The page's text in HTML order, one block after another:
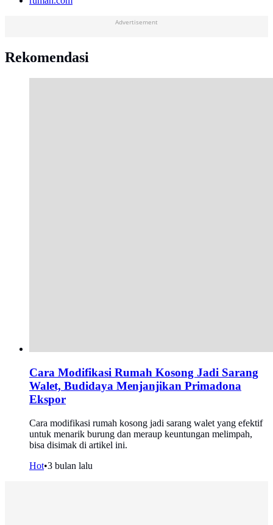
Advertisement
Rekomendasi
Cara Modifikasi Rumah Kosong Jadi Sarang
Walet, Budidaya Menjanjikan Primadona
Ekspor
Cara modifikasi rumah kosong jadi sarang walet yang efektif
untuk menarik burung dan meraup keuntungan melimpah,
bisa disimak di artikel ini.
Hot•3 bulan lalu